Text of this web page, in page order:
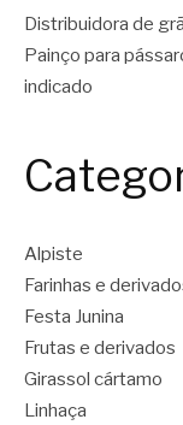
Distribuidora de
Painço para
indicado
Alpiste
Farinhas e
Festa Junina
Frutas e derivados
Girassol cártamo
Linhaça